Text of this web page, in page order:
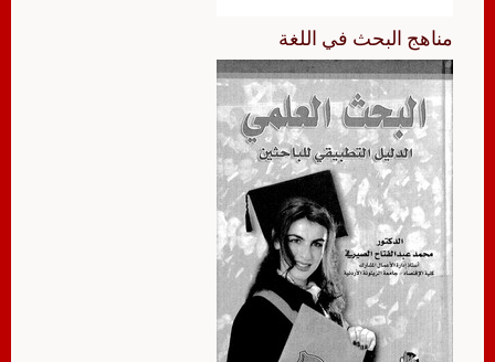
مناهج البحث في اللغة